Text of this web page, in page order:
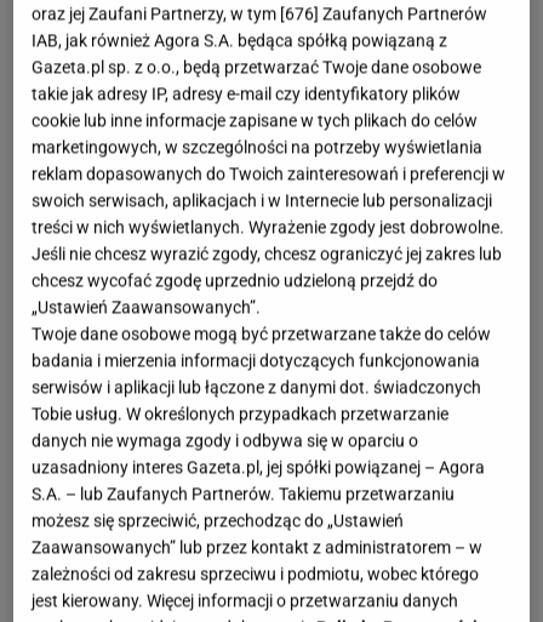
Składniki:
- 35 g owsianki
- 150 ml sojowego mleka
- 2 łyżki przecieru jabłkowego (można zrobić go
samemu, ścierając jabłko na tarce)
- 1 łyżka jogurtu naturalnego
- 1 szczypta cynamonu
Sposób przygotowania:
Owsiankę przygotuj według przepisu. Dodaj do niej
oraz jej Zaufani Partnerzy, w tym [676] Zaufanych Partnerów
IAB, jak również Agora S.A. będąca spółką powiązaną z
Gazeta.pl sp. z o.o., będą przetwarzać Twoje dane osobowe
takie jak adresy IP, adresy e-mail czy identyfikatory plików
cookie lub inne informacje zapisane w tych plikach do celów
marketingowych, w szczególności na potrzeby wyświetlania
reklam dopasowanych do Twoich zainteresowań i preferencji w
swoich serwisach, aplikacjach i w Internecie lub personalizacji
treści w nich wyświetlanych. Wyrażenie zgody jest dobrowolne.
Jeśli nie chcesz wyrazić zgody, chcesz ograniczyć jej zakres lub
chcesz wycofać zgodę uprzednio udzieloną przejdź do
„Ustawień Zaawansowanych”.
Twoje dane osobowe mogą być przetwarzane także do celów
badania i mierzenia informacji dotyczących funkcjonowania
serwisów i aplikacji lub łączone z danymi dot. świadczonych
Tobie usług. W określonych przypadkach przetwarzanie
danych nie wymaga zgody i odbywa się w oparciu o
uzasadniony interes Gazeta.pl, jej spółki powiązanej – Agora
S.A. – lub Zaufanych Partnerów. Takiemu przetwarzaniu
możesz się sprzeciwić, przechodząc do „Ustawień
Zaawansowanych” lub przez kontakt z administratorem – w
zależności od zakresu sprzeciwu i podmiotu, wobec którego
jest kierowany. Więcej informacji o przetwarzaniu danych